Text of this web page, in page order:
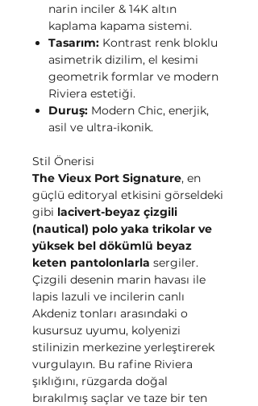
narin inciler & 14K altın
kaplama kapama sistemi.
Tasarım: Kontrast renk bloklu
asimetrik dizilim, el kesimi
geometrik formlar ve modern
Riviera estetiği.
Duruş: Modern Chic, enerjik,
asil ve ultra-ikonik.
Stil Önerisi
The Vieux Port Signature, en
güçlü editoryal etkisini görseldeki
gibi lacivert-beyaz çizgili
(nautical) polo yaka trikolar ve
yüksek bel dökümlü beyaz
keten pantolonlarla sergiler.
Çizgili desenin marin havası ile
lapis lazuli ve incilerin canlı
Akdeniz tonları arasındaki o
kusursuz uyumu, kolyenizi
stilinizin merkezine yerleştirerek
vurgulayın. Bu rafine Riviera
şıklığını, rüzgarda doğal
bırakılmış saçlar ve taze bir ten